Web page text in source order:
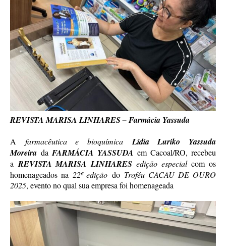
REVISTA MARISA LINHARES – Farmácia Yassuda
A farmacêutica e bioquímica
Lídia Luriko Yassuda
Moreira da FARMÁCIA YASSUDA em Cacoal/RO, recebeu
a REVISTA MARISA LINHARES edição especialcom os
homenageados na 22ª edição do Troféu CACAU DE OURO
2025, evento no qual sua empresa foi homenageada